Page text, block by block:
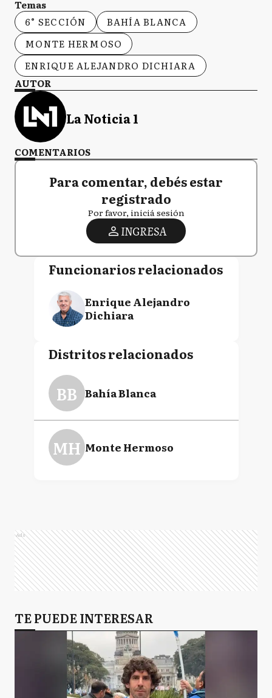
Temas
6° SECCIÓN
BAHÍA BLANCA
MONTE HERMOSO
ENRIQUE ALEJANDRO DICHIARA
AUTOR
La Noticia 1
COMENTARIOS
Para comentar, debés estar
registrado
Por favor, iniciá sesión
INGRESA
Funcionarios relacionados
Enrique Alejandro
Dichiara
Distritos relacionados
BB Bahía Blanca
MH Monte Hermoso
Ads
TE PUEDE INTERESAR